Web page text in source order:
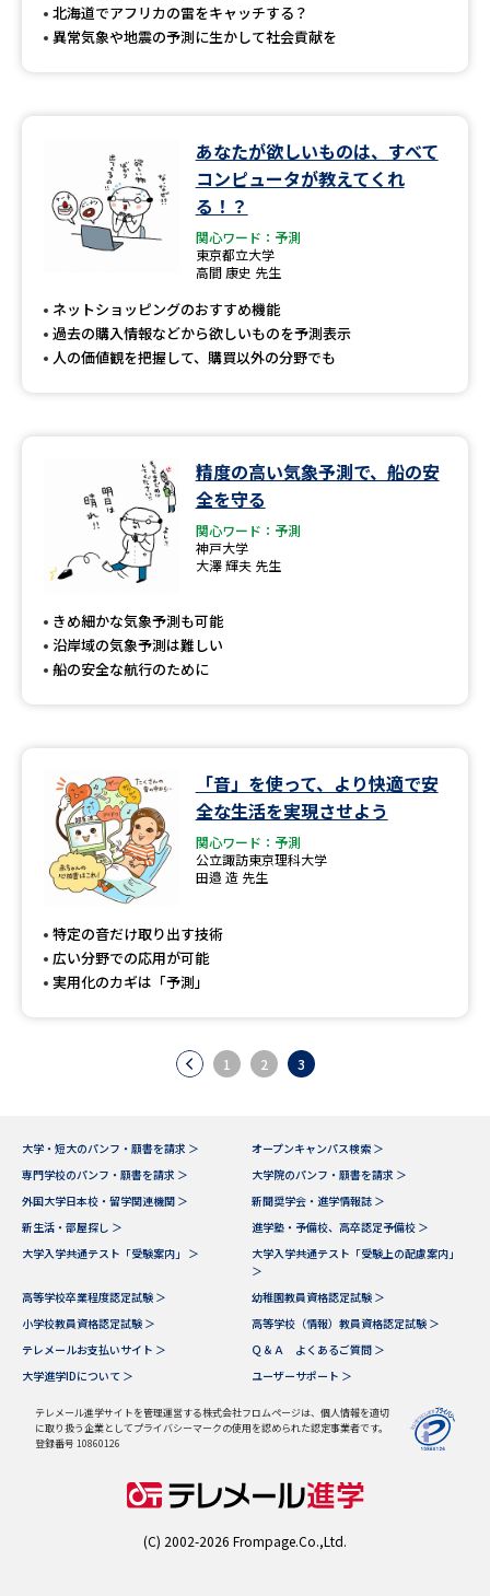
北海道でアフリカの雷をキャッチする？
異常気象や地震の予測に生かして社会貢献を
あなたが欲しいものは、すべて
コンピュータが教えてくれ
る！？
関心ワード：予測
東京都立大学
高間 康史 先生
ネットショッピングのおすすめ機能
過去の購入情報などから欲しいものを予測表示
人の価値観を把握して、購買以外の分野でも
精度の高い気象予測で、船の安
全を守る
関心ワード：予測
神戸大学
大澤 輝夫 先生
きめ細かな気象予測も可能
沿岸域の気象予測は難しい
船の安全な航行のために
「音」を使って、より快適で安
全な生活を実現させよう
関心ワード：予測
公立諏訪東京理科大学
田邉 造 先生
特定の音だけ取り出す技術
広い分野での応用が可能
実用化のカギは「予測」
1 2 3
大学・短大のパンフ・願書を請求 ＞
オープンキャンパス検索 ＞
専門学校のパンフ・願書を請求 ＞
大学院のパンフ・願書を請求 ＞
外国大学日本校・留学関連機関 ＞
新聞奨学会・進学情報誌 ＞
新生活・部屋探し ＞
進学塾・予備校、高卒認定予備校 ＞
大学入学共通テスト「受験案内」 ＞
大学入学共通テスト「受験上の配慮案内」
＞
高等学校卒業程度認定試験 ＞
幼稚園教員資格認定試験 ＞
小学校教員資格認定試験 ＞
高等学校（情報）教員資格認定試験 ＞
テレメールお支払いサイト ＞
Ｑ＆Ａ よくあるご質問 ＞
大学進学IDについて ＞
ユーザーサポート ＞
テレメール進学サイトを管理運営する株式会社フロムページは、個人情報を適切
に取り扱う企業としてプライバシーマークの使用を認められた認定事業者です。
登録番号 10860126
(C) 2002-2026 Frompage.Co.,Ltd.